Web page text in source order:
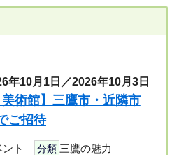
年10月1日／2026年10月3日
美術館】三鷹市・近隣市
ご招待
ト 分類 三鷹の魅力